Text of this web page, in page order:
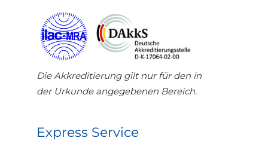
Die Akkreditierung gilt nur für den in
der Urkunde angegebenen Bereich.
Express Service